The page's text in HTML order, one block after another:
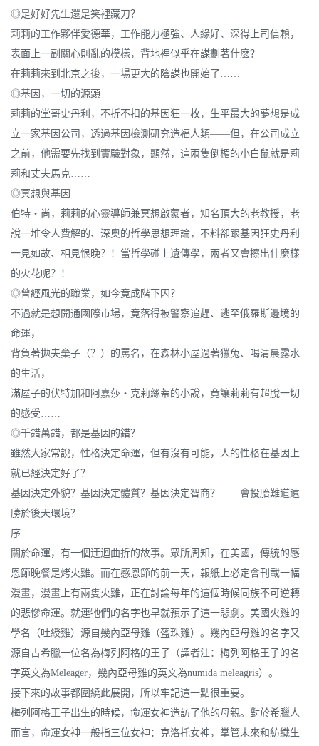
◎是好好先生還是笑裡藏刀？
莉莉的工作夥伴愛德華，工作能力極強、人緣好、深得上司信賴，
表面上一副關心則亂的模樣，背地裡似乎在謀劃著什麼？
在莉莉來到北京之後，一場更大的陰謀也開始了……
◎基因，一切的源頭
莉莉的堂哥史丹利，不折不扣的基因狂一枚，生平最大的夢想是成
立一家基因公司，透過基因檢測研究造福人類――但，在公司成立
之前，他需要先找到實驗對象，顯然，這兩隻倒楣的小白鼠就是莉
莉和丈夫馬克……
◎冥想與基因
伯特‧尚，莉莉的心靈導師兼冥想啟蒙者，知名頂大的老教授，老
說一堆令人費解的、深奧的哲學思想理論，不料卻跟基因狂史丹利
一見如故、相見恨晚？！當哲學碰上遺傳學，兩者又會擦出什麼樣
的火花呢？！
◎曾經風光的職業，如今竟成階下囚？
不過就是想開通國際市場，竟落得被警察追趕、逃至俄羅斯邊境的
命運，
背負著拋夫棄子（？）的罵名，在森林小屋過著獵兔、喝清晨露水
的生活，
滿屋子的伏特加和阿嘉莎‧克莉絲蒂的小說，竟讓莉莉有超脫一切
的感受……
◎千錯萬錯，都是基因的錯？
雖然大家常說，性格決定命運，但有沒有可能，人的性格在基因上
就已經決定好了？
基因決定外貌？基因決定體質？基因決定智商？……會投胎難道遠
勝於後天環境？
序
關於命運，有一個迂迴曲折的故事。眾所周知，在美國，傳統的感
恩節晚餐是烤火雞。而在感恩節的前一天，報紙上必定會刊載一幅
漫畫，漫畫上有兩隻火雞，正在討論每年的這個時候同族不可逆轉
的悲慘命運。就連牠們的名字也早就預示了這一悲劇。美國火雞的
學名（吐綬雞）源自幾內亞母雞（盔珠雞）。幾內亞母雞的名字又
源自古希臘一位名為梅列阿格的王子（譯者注：梅列阿格王子的名
字英文為Meleager，幾內亞母雞的英文為numida meleagris）。
接下來的故事都圍繞此展開，所以牢記這一點很重要。
梅列阿格王子出生的時候，命運女神造訪了他的母親。對於希臘人
而言，命運女神一般指三位女神：克洛托女神，掌管未來和紡織生